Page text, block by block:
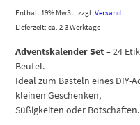
Enthält 19% MwSt. zzgl.Versand
Lieferzeit: ca. 2-3 Werktage
Adventskalender Set– 24
Beutel.
Ideal zum Basteln eines
kleinen Geschenken,
Süßigkeiten oder Botschaften.